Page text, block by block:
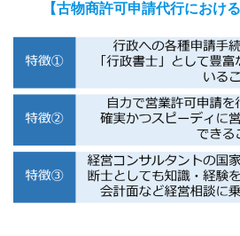
【古物商許可申請代行におけ